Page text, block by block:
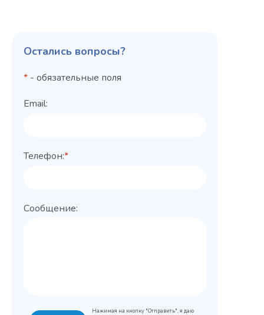
Остались вопросы?
* - обязательные поля
Email:
Телефон:*
Сообщение:
Нажимая на кнопку "Отправить", я даю